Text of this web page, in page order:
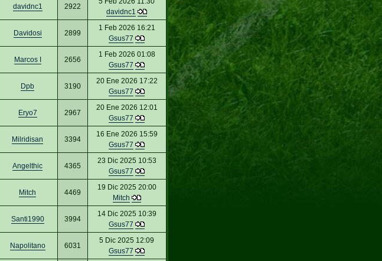
davidnc1 2922
davidnc1
Davidosi 2899
1 Feb 2026 16:21
Gsus77
Marcos I 2656
1 Feb 2026 01:08
Gsus77
Dpb 3190
20 Ene 2026 17:22
Gsus77
Eryo7 2967
20 Ene 2026 12:01
Gsus77
Milridisan 3394
16 Ene 2026 15:59
Gsus77
Angelthic 4365
23 Dic 2025 10:53
Gsus77
Mitch 4469
19 Dic 2025 20:00
Mitch
Santi1990 3994
14 Dic 2025 10:39
Gsus77
Napolitano 6031
5 Dic 2025 12:09
Gsus77